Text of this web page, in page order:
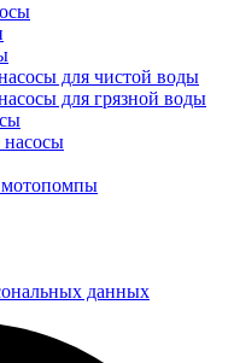
для чистой воды
для грязной воды
данных